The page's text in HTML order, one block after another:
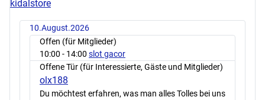
kidalstore
10.August.2026
Offen (für Mitglieder)
10:00 - 14:00 slot gacor
Offene Tür (für Interessierte, Gäste und Mitglieder)
olx188
Du möchtest erfahren, was man alles Tolles bei uns